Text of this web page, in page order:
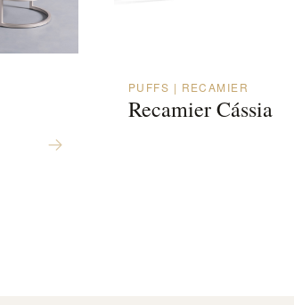
PUFFS | RECAMIER
Recamier Cássia